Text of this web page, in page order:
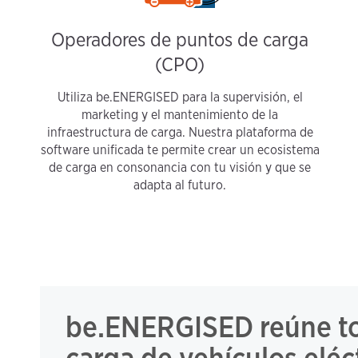
Operadores de puntos de carga
(CPO)
Utiliza be.ENERGISED para la supervisión, el
marketing y el mantenimiento de la
infraestructura de carga. Nuestra plataforma de
software unificada te permite crear un ecosistema
de carga en consonancia con tu visión y que se
adapta al futuro.
be.ENERGISED reúne